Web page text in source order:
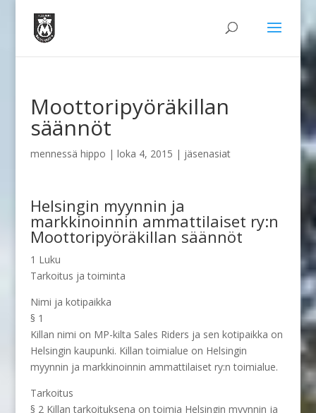
Moottoripyöräkillan
säännöt
mennessä hippo | loka 4, 2015 | jäsenasiat
Helsingin myynnin ja
markkinoinnin ammattilaiset ry:n
Moottoripyöräkillan säännöt
1 Luku
Tarkoitus ja toiminta
Nimi ja kotipaikka
§ 1
Killan nimi on MP-kilta Sales Riders ja sen kotipaikka on
Helsingin kaupunki. Killan toimialue on Helsingin
myynnin ja markkinoinnin ammattilaiset ry:n toimialue.
Tarkoitus
§ 2 Killan tarkoituksena on toimia Helsingin myynnin ja